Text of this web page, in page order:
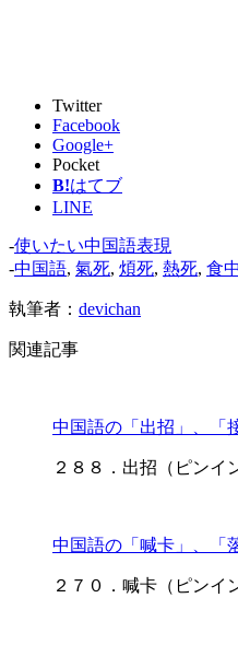
Twitter
Facebook
Google+
Pocket
B!はてブ
LINE
-使いたい中国語表現
-中国語, 氣死, 煩死, 熱死, 食
執筆者： devichan
関連記事
中国語の「出招」、「
２８８．出招（ピンイ
中国語の「喊卡」、「
２７０．喊卡（ピンイ